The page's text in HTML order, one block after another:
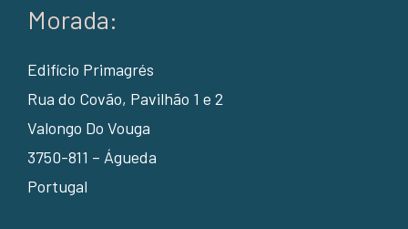
Morada:
Edifício Primagrés
Rua do Covão, Pavilhão 1 e 2
Valongo Do Vouga
3750-811 – Águeda
Portugal